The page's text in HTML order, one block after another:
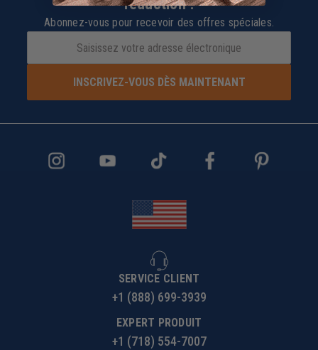
réduction !
Abonnez-vous pour recevoir des offres spéciales.
INSCRIVEZ-VOUS DÈS MAINTENANT
SERVICE CLIENT
+1 (888) 699-3939
EXPERT PRODUIT
+1 (718) 554-7007